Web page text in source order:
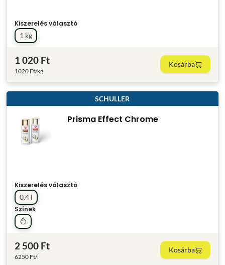
Kiszerelés választó
1 kg
1 020 Ft
1020 Ft/kg
Kosárba
SCHULLER
Prisma Effect Chrome
Kiszerelés választó
0.4 l
Színek
2 500 Ft
6250 Ft/l
Kosárba